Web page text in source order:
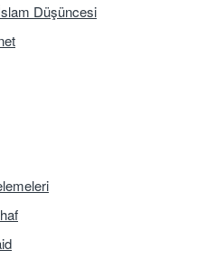
Düşüncesi